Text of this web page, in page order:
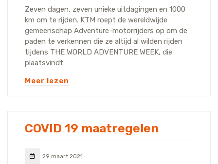
Zeven dagen, zeven unieke uitdagingen en 1000
km om te rijden. KTM roept de wereldwijde
gemeenschap Adventure-motorrijders op om de
paden te verkennen die ze altijd al wilden rijden
tijdens THE WORLD ADVENTURE WEEK, die
plaatsvindt
Meer lezen
COVID 19 maatregelen
29 maart 2021